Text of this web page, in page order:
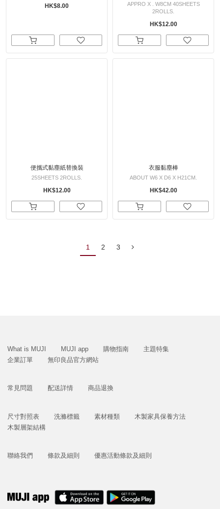
HK$8.00
APPRO X . W8CM 40SHEETS
2ROLLS.
HK$12.00
便攜式黏塵紙替換裝
25SHEETS 2ROLLS.
HK$12.00
衣服黏塵棒
ABOUT W6 X D6 X H21CM.
HK$42.00
1 2 3
What is MUJI MUJI app 購物指南
主題特集
企業訂單
無印良品官方網站
常見問題 配送詳情 商品退換
尺寸對照表 洗滌標籤 素材種類
木製家具保養方法
木製層架結構
聯絡我們 條款及細則 優惠活動條款及細則